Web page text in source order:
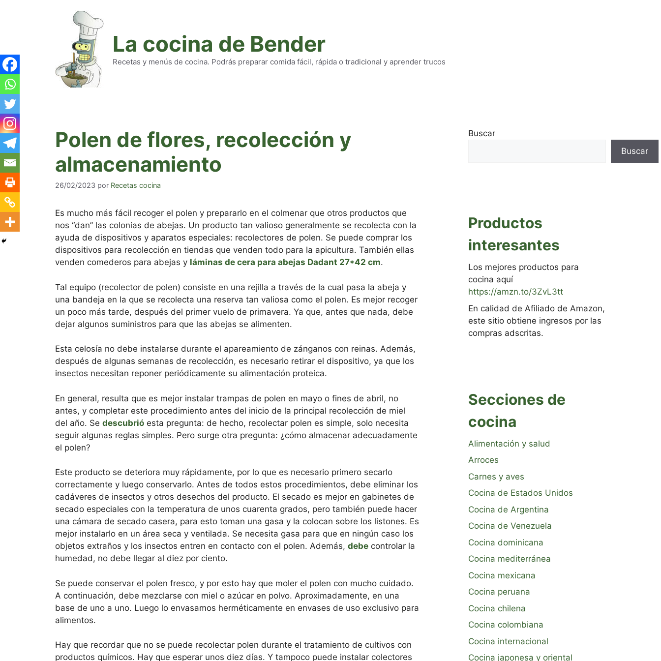
La cocina de Bender
Recetas y menús de cocina. Podrás preparar comida fácil, rápida o tradicional y aprender trucos
Polen de flores, recolección y
almacenamiento
26/02/2023 por Recetas cocina
Es mucho más fácil recoger el polen y prepararlo en el colmenar que otros productos que
nos “dan” las colonias de abejas. Un producto tan valioso generalmente se recolecta con la
ayuda de dispositivos y aparatos especiales: recolectores de polen. Se puede comprar los
dispositivos para recolección en tiendas que venden todo para la apicultura. También ellas
venden comederos para abejas y láminas de cera para abejas Dadant 27*42 cm.
Tal equipo (recolector de polen) consiste en una rejilla a través de la cual pasa la abeja y
una bandeja en la que se recolecta una reserva tan valiosa como el polen. Es mejor recoger
un poco más tarde, después del primer vuelo de primavera. Ya que, antes que nada, debe
dejar algunos suministros para que las abejas se alimenten.
Esta celosía no debe instalarse durante el apareamiento de zánganos con reinas. Además,
después de algunas semanas de recolección, es necesario retirar el dispositivo, ya que los
insectos necesitan reponer periódicamente su alimentación proteica.
En general, resulta que es mejor instalar trampas de polen en mayo o fines de abril, no
antes, y completar este procedimiento antes del inicio de la principal recolección de miel
del año. Se descubrió esta pregunta: de hecho, recolectar polen es simple, solo necesita
seguir algunas reglas simples. Pero surge otra pregunta: ¿cómo almacenar adecuadamente
el polen?
Este producto se deteriora muy rápidamente, por lo que es necesario primero secarlo
correctamente y luego conservarlo. Antes de todos estos procedimientos, debe eliminar los
cadáveres de insectos y otros desechos del producto. El secado es mejor en gabinetes de
secado especiales con la temperatura de unos cuarenta grados, pero también puede hacer
una cámara de secado casera, para esto toman una gasa y la colocan sobre los listones. Es
mejor instalarlo en un área seca y ventilada. Se necesita gasa para que en ningún caso los
objetos extraños y los insectos entren en contacto con el polen. Además, debe controlar la
humedad, no debe llegar al diez por ciento.
Se puede conservar el polen fresco, y por esto hay que moler el polen con mucho cuidado.
A continuación, debe mezclarse con miel o azúcar en polvo. Aproximadamente, en una
base de uno a uno. Luego lo envasamos herméticamente en envases de uso exclusivo para
alimentos.
Hay que recordar que no se puede recolectar polen durante el tratamiento de cultivos con
productos químicos. Hay que esperar unos diez días. Y tampoco puede instalar colectores
Buscar
Buscar
Productos
interesantes
Los mejores productos para
cocina aquí
https://amzn.to/3ZvL3tt
En calidad de Afiliado de Amazon,
este sitio obtiene ingresos por las
compras adscritas.
Secciones de
cocina
Alimentación y salud
Arroces
Carnes y aves
Cocina de Estados Unidos
Cocina de Argentina
Cocina de Venezuela
Cocina dominicana
Cocina mediterránea
Cocina mexicana
Cocina peruana
Cocina chilena
Cocina colombiana
Cocina internacional
Cocina japonesa y oriental